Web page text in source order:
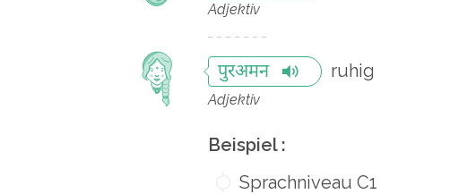
Adjektiv
पुरअमन ruhig
Adjektiv
Beispiel :
Sprachniveau C1